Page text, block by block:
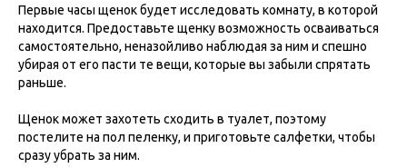
Первые часы щенок будет исследовать комнату, в которой
находится. Предоставьте щенку возможность осваиваться
самостоятельно, неназойливо наблюдая за ним и спешно
убирая от его пасти те вещи, которые вы забыли спрятать
раньше.
Щенок может захотеть сходить в туалет, поэтому
постелите на пол пеленку, и приготовьте салфетки, чтобы
сразу убрать за ним.